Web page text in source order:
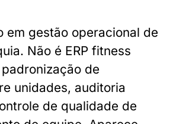
em gestão operacional de
Não é ERP fitness
de
unidades, auditoria
de qualidade de